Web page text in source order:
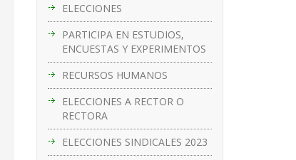
ELECCIONES
PARTICIPA EN ESTUDIOS,
ENCUESTAS Y EXPERIMENTOS
RECURSOS HUMANOS
ELECCIONES A RECTOR O
RECTORA
ELECCIONES SINDICALES 2023